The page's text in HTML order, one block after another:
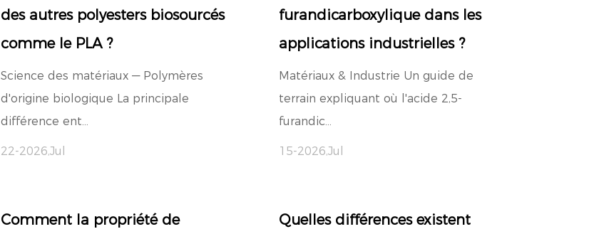
des autres polyesters biosourcés
comme le PLA ?
Science des matériaux — Polymères
d'origine biologique La principale
différence ent...
22-2026,Jul
furandicarboxylique dans les
applications industrielles ?
Matériaux & Industrie Un guide de
terrain expliquant où l'acide 2,5-
furandic...
15-2026,Jul
Comment la propriété de
Quelles différences existent